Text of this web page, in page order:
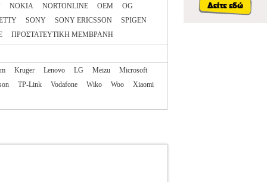
NOKIA NORTONLINE OEM
OG
SONY SONY ERICSSON
SPIGEN
ΠΡΟΣΤΑΤΕΥΤΙΚΗ ΜΕΜΒΡΑΝΗ
Kruger Lenovo LG Meizu
Microsoft
TP-Link Vodafone Wiko Woo
Xiaomi